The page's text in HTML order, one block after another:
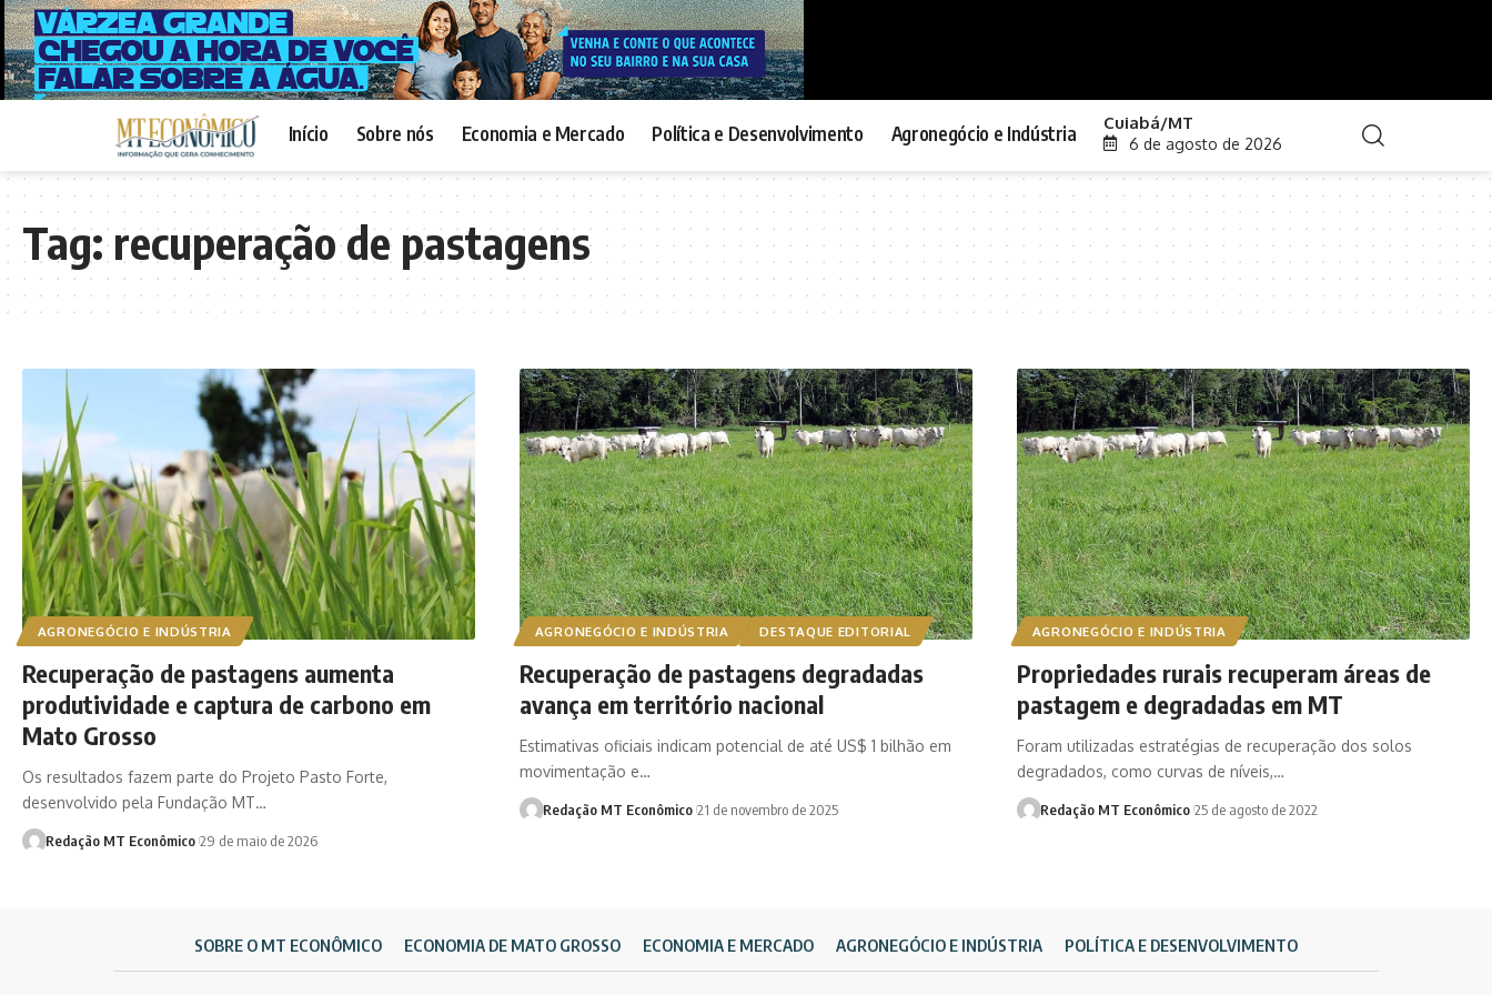
Início Sobre nós Economia e Mercado Política e Desenvolvimento Agronegócio e Indústria Cuiabá/MT
6 de agosto de 2026
Tag:recuperação de pastagens
AGRONEGÓCIO E INDÚSTRIA
Recuperação de pastagens aumenta
produtividade e captura de carbono em
Mato Grosso
Os resultados fazem parte do Projeto Pasto Forte,
desenvolvido pela Fundação MT…
Redação MT Econômico 29 de maio de 2026
AGRONEGÓCIO E INDÚSTRIA DESTAQUE EDITORIAL
Recuperação de pastagens degradadas
avança em território nacional
Estimativas oficiais indicam potencial de até US$ 1 bilhão em
movimentação e…
Redação MT Econômico 21 de novembro de 2025
AGRONEGÓCIO E INDÚSTRIA
Propriedades rurais recuperam áreas de
pastagem e degradadas em MT
Foram utilizadas estratégias de recuperação dos solos
degradados, como curvas de níveis,…
Redação MT Econômico 25 de agosto de 2022
SOBRE O MT ECONÔMICO ECONOMIA DE MATO GROSSO ECONOMIA E MERCADO AGRONEGÓCIO E INDÚSTRIA POLÍTICA E DESENVOLVIMENTO